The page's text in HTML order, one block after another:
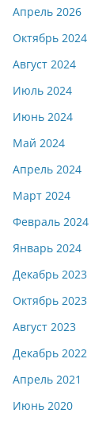
Апрель 2026
Октябрь 2024
Август 2024
Июль 2024
Июнь 2024
Май 2024
Апрель 2024
Март 2024
Февраль 2024
Январь 2024
Декабрь 2023
Октябрь 2023
Август 2023
Декабрь 2022
Апрель 2021
Июнь 2020